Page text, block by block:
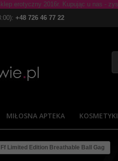
+48 726 46 77 22
MIŁOSNA APTEKA KOSMETYKI
Ff Limited Edition Breathable Ball Gag